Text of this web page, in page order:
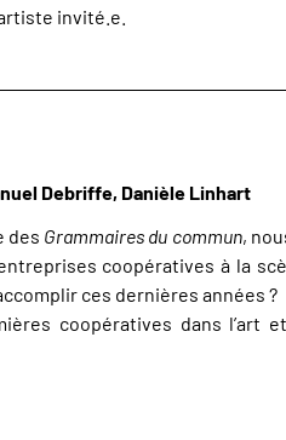
invité.e.
Debriffe, Danièle Linhart
des Grammaires du commun,
coopératives à la
ces dernières années ?
coopératives dans l’art